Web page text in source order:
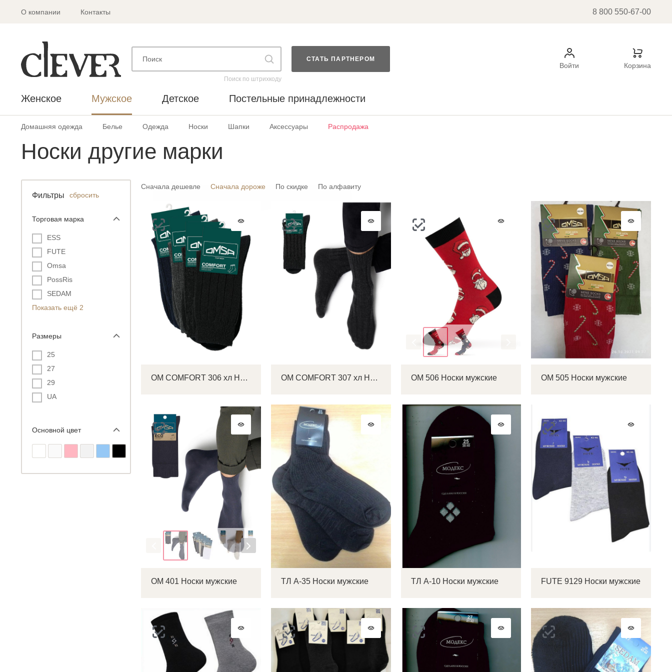
О компании Контакты 8 800 550-67-00
Поиск по штрихкоду
СТАТЬ ПАРТНЕРОМ
Войти Корзина
Женское Мужское Детское Постельные принадлежности
Домашняя одежда Белье Одежда Носки Шапки Аксессуары Распродажа
Носки другие марки
Фильтры сбросить
Торговая марка
ESS
FUTE
Omsa
PossRis
SEDAM
Показать ещё 2
Размеры
25
27
29
UA
Основной цвет
Сначала дешевле Сначала дороже По скидке По алфавиту
OM COMFORT 306 хл Носки мужские OM COMFORT 307 хл Носки мужские OM 506 Носки мужские OM 505 Носки мужские
OM 401 Носки мужские ТЛ А-35 Носки мужские ТЛ А-10 Носки мужские FUTE 9129 Носки мужские
Войти в аккаунт